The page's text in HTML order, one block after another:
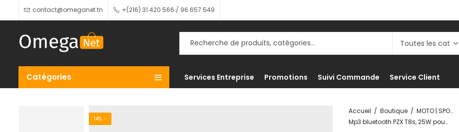
contact@omeganet.tn +(216) 31 420 566 / 96 657 549
Catégories Services Entreprise Promotions Suivi Commande Service Client
14% -
Accueil Boutique MOTO | SPORTS & LOISIRS
Mp3 bluetooth PZX T8s, 25W pour voiture